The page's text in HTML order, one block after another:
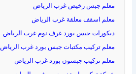
معلم جبس رخيص غرب الرياض
معلم اسقف معلقة غرب الرياض
ديكورات جبس بورد غرف نوم غرب الرياض
معلم تركيب مكتبات جبس بورد غرب الرياض
معلم تركيب جبسون بورد غرب الرياض